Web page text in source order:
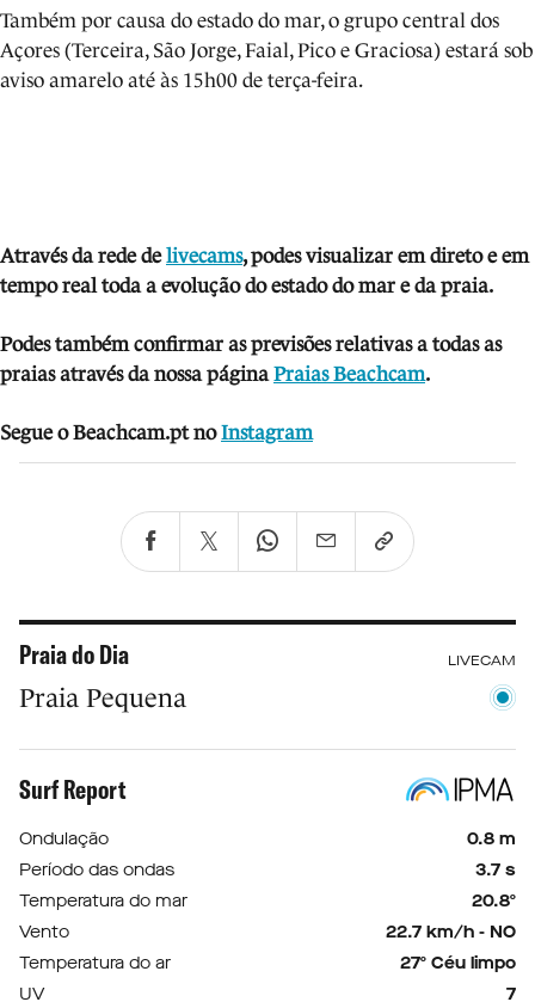
Também por causa do estado do mar, o grupo central dos
Açores (Terceira, São Jorge, Faial, Pico e Graciosa) estará sob
aviso amarelo até às 15h00 de terça-feira.
Através da rede delivecams, podes visualizar em direto e em
tempo real toda a evolução do estado do mar e da praia.
Podes também confirmar as previsões relativas a todas as
praias através da nossa páginaPraias Beachcam.
Segue o Beachcam.pt no Instagram
Praia do Dia LIVECAM
Praia Pequena
Surf Report
Ondulação
0.8 m
Período das ondas
3.7 s
Temperatura do mar
20.8º
Vento
22.7 km/h - NO
Temperatura do ar
27º Céu limpo
UV
7